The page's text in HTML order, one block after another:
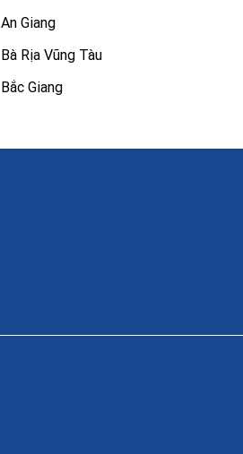
An Giang
Bà Rịa Vũng Tàu
Bắc Giang